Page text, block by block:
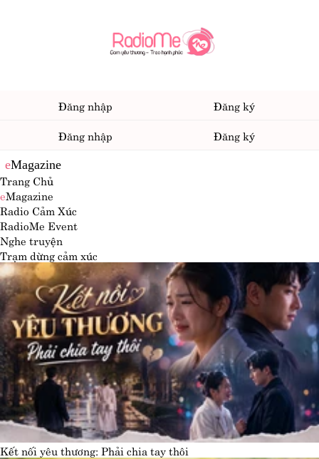
Đăng nhập
Đăng ký
Đăng nhập
Đăng ký
eMagazine
Trang Chủ
eMagazine
Radio Cảm Xúc
RadioMe Event
Nghe truyện
Trạm dừng cảm xúc
Kết nối yêu thương: Phải chia tay thôi